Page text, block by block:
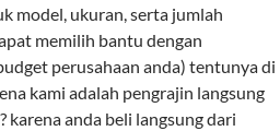
model, ukuran, serta jumlah
memilih bantu dengan
perusahaan anda) tentunya di
kami adalah pengrajin langsung
karena anda beli langsung dari